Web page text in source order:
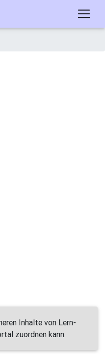
Inhalte von Lern-
zuordnen kann.